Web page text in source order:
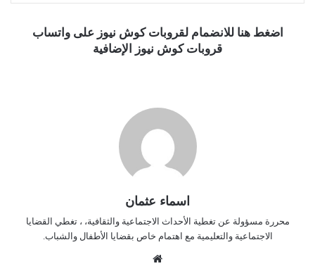
اضغط هنا للانضمام لقروبات كوش نيوز على واتساب
قروبات كوش نيوز الإضافية
اسماء عثمان
محررة مسؤولة عن تغطية الأحداث الاجتماعية والثقافية، ، تغطي القضايا
الاجتماعية والتعليمية مع اهتمام خاص بقضايا الأطفال والشباب.